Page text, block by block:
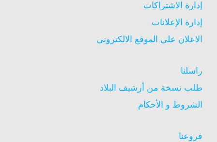
إدارة الاشتراكات
إدارة الإعلانات
الاعلان على الموقع الالكترونى
راسلنا
طلب نسخة من أرشيف البلاد
الشروط و الأحكام
فروعنا